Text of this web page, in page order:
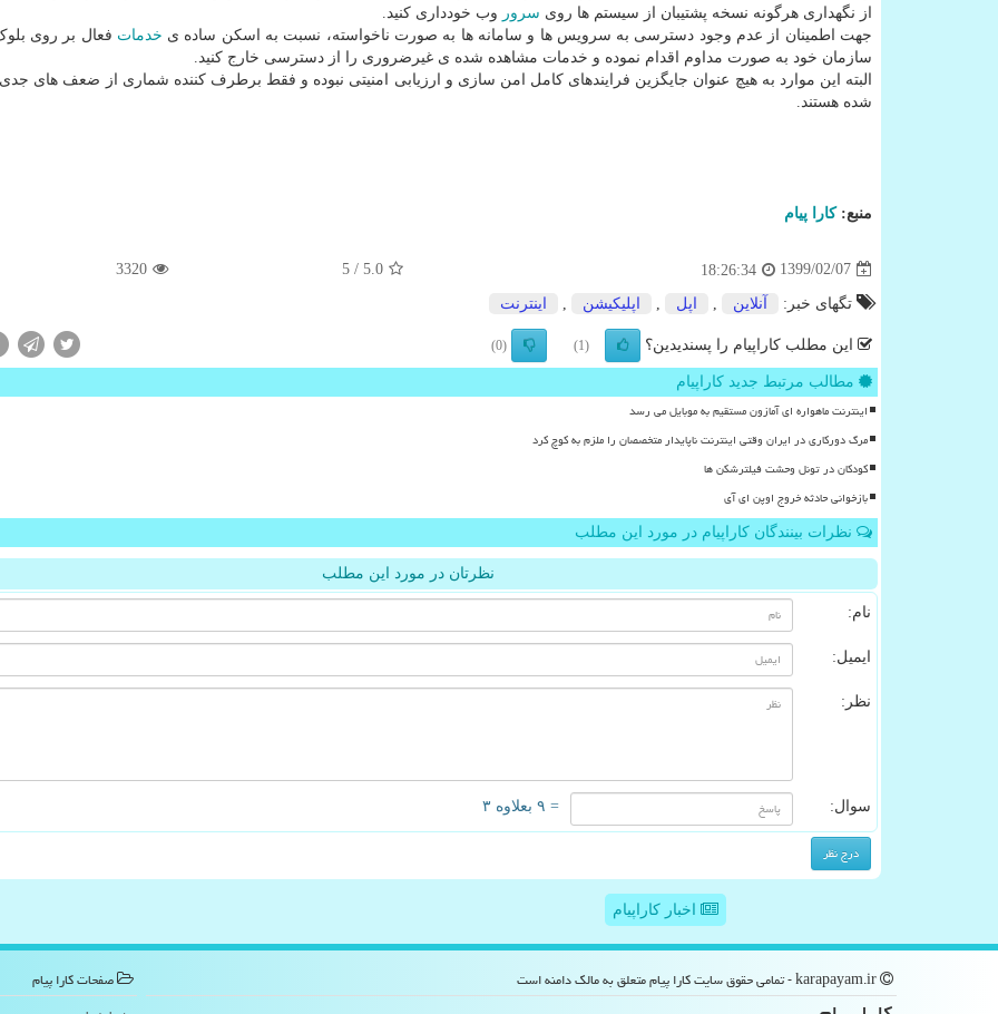
از نگهداری هرگونه نسخه پشتیبان از سیستم ها روی سرور وب خودداری کنید.
جهت اطمینان از عدم وجود دسترسی به سرویس ها و سامانه ها به صورت ناخواسته، نسبت به اسکن ساده ی خدمات
سازمان خود به صورت مداوم اقدام نموده و خدمات مشاهده شده ی غیرضروری را از دسترسی خارج کنید.
البته این موارد به هیچ عنوان جایگزین فرایندهای کامل امن سازی و ارزیابی امنیتی نبوده و فقط برطرف کننده شماری از ضعف های
شده هستند.
منبع:كارا پیام
1399/02/07
18:26:34
5.0
/ 5
3320
تگهای خبر: آنلاین اپل اپلیكیشن اینترنت
این مطلب کاراپیام را پسندیدین؟ (1)
(0)
مطالب مرتبط جدید کاراپیام
اینترنت ماهواره ای آمازون مستقیم به موبایل می رسد
مرگ دورکاری در ایران وقتی اینترنت ناپایدار متخصصان را ملزم به کوچ کرد
کودکان در تونل وحشت فیلترشکن ها
بازخوانی حادثه خروج اوپن ای آی
نظرات بینندگان کاراپیام در مورد این مطلب
نظرتان در مورد این مطلب
نام:
ایمیل:
نظر:
سوال: = ۹ بعلاوه ۳
اخبار کاراپیام
صفحات كارا پیام